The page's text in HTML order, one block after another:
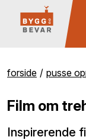
forside pusse
Film om
Inspirerende